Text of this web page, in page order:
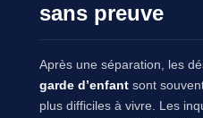
sans preuve
Après une séparation, les
garde d’enfant sont
plus difficiles à vivre. Les